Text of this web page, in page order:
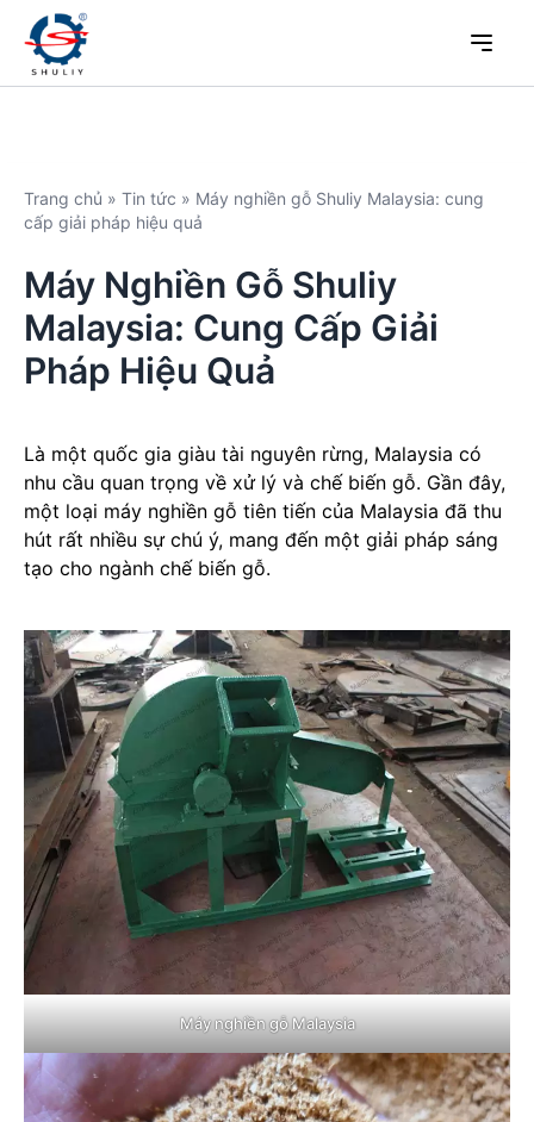
Trang chủ » Tin tức » Máy nghiền gỗ Shuliy Malaysia: cung
cấp giải pháp hiệu quả
Máy Nghiền Gỗ Shuliy
Malaysia: Cung Cấp Giải
Pháp Hiệu Quả
Là một quốc gia giàu tài nguyên rừng, Malaysia có
nhu cầu quan trọng về xử lý và chế biến gỗ. Gần đây,
một loại máy nghiền gỗ tiên tiến của Malaysia đã thu
hút rất nhiều sự chú ý, mang đến một giải pháp sáng
tạo cho ngành chế biến gỗ.
Máy nghiền gỗ Malaysia